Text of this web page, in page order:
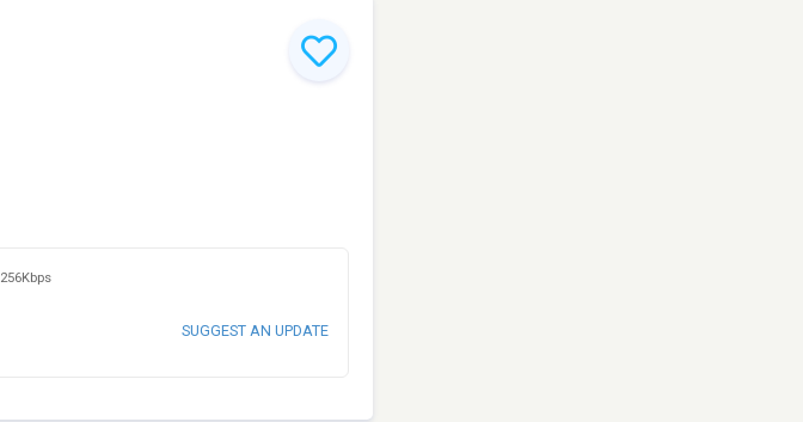
256Kbps
SUGGEST AN UPDATE